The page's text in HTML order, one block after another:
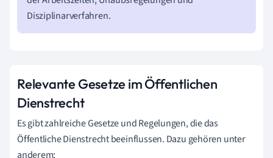
Disziplinarverfahren.
Relevante Gesetze im Öffentlichen
Dienstrecht
Es gibt zahlreiche Gesetze und Regelungen, die das
Öffentliche Dienstrecht beeinflussen. Dazu gehören unter
anderem: